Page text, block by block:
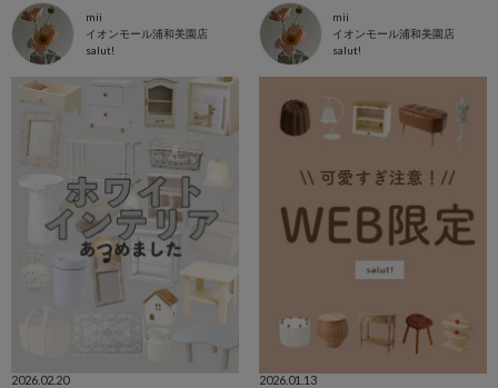
mii
イオンモール浦和美園店
salut!
mii
イオンモール浦和美園店
salut!
2026.02.20
2026.01.13